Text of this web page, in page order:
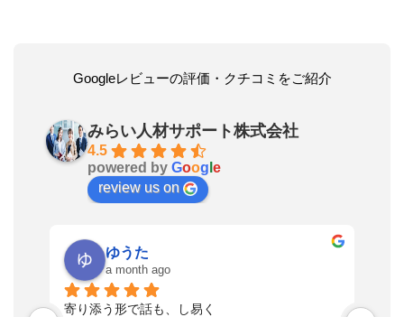
Googleレビューの評価・クチコミをご紹介
みらい人材サポート株式会社
4.5
powered by Goog e
review us on
ゆうた
a month ago
寄り添う形で話も、し易く